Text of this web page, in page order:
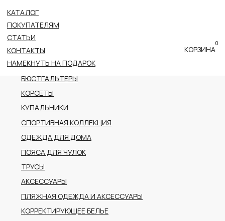
КАТАЛОГ
ПОКУПАТЕЛЯМ
СТАТЬИ
КОНТАКТЫ
ВСЕ КАТЕГОРИИ
НОВОЕ ПОСТУПЛЕНИЕ
ПРЕМИАЛЬНАЯ КОЛЛЕКЦИЯ
БЮСТГАЛЬТЕРЫ
КОРСЕТЫ
КУПАЛЬНИКИ
ОДЕЖДА ДЛЯ ДОМА
ПОЯСА ДЛЯ ЧУЛОК
ТРУСЫ
РАСПРОДАЖА
ПЛЯЖНАЯ ОДЕЖДА И АКСЕССУАРЫ
КОРРЕКТИРУЮЩЕЕ БЕЛЬЕ
АДРЕС
г.Казань пр-т Ибрагимова, 56
ТРК Тандем (2 этаж)
ПОДАРОЧНЫЙ СЕРТИФИКАТ